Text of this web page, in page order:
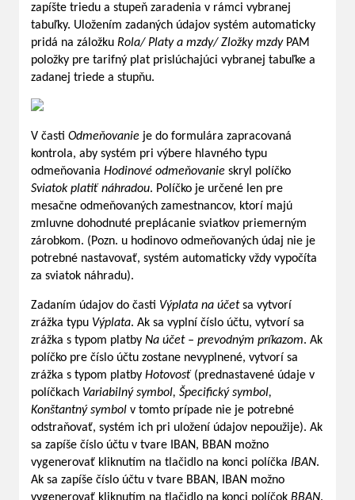
zapíšte triedu a stupeň zaradenia v rámci vybranej
tabuľky. Uložením zadaných údajov systém automaticky
pridá na záložku Rola/ Platy a mzdy/ Zložky mzdy PAM
položky pre tarifný plat prislúchajúci vybranej tabuľke a
zadanej triede a stupňu.
V časti Odmeňovanie je do formulára zapracovaná
kontrola, aby systém pri výbere hlavného typu
odmeňovania Hodinové odmeňovanie skryl políčko
Sviatok platiť náhradou. Políčko je určené len pre
mesačne odmeňovaných zamestnancov, ktorí majú
zmluvne dohodnuté preplácanie sviatkov priemerným
zárobkom. (Pozn. u hodinovo odmeňovaných údaj nie je
potrebné nastavovať, systém automaticky vždy vypočíta
za sviatok náhradu).
Zadaním údajov do časti Výplata na účetsa vytvorí
zrážka typu Výplata. Ak sa vyplní číslo účtu, vytvorí sa
zrážka s typom platby Na účet – prevodným príkazom. Ak
políčko pre číslo účtu zostane nevyplnené, vytvorí sa
zrážka s typom platby Hotovosť (prednastavené údaje v
políčkach Variabilný symbol, Špecifický symbol,
Konštantný symbol v tomto prípade nie je potrebné
odstraňovať, systém ich pri uložení údajov nepoužije). Ak
sa zapíše číslo účtu v tvare IBAN, BBAN možno
vygenerovať kliknutím na tlačidlo na konci políčka IBAN.
Ak sa zapíše číslo účtu v tvare BBAN, IBAN možno